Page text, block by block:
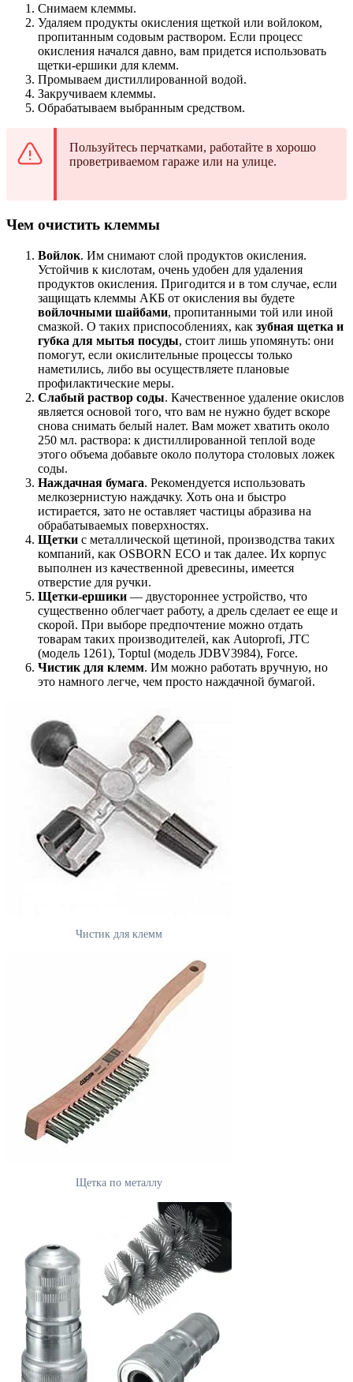
Снимаем клеммы.
Удаляем продукты окисления щеткой или войлоком,
пропитанным содовым раствором. Если процесс
окисления начался давно, вам придется использовать
щетки-ершики для клемм.
Промываем дистиллированной водой.
Закручиваем клеммы.
Обрабатываем выбранным средством.
Пользуйтесь перчатками, работайте в хорошо
проветриваемом гараже или на улице.
Чем очистить клеммы
Войлок. Им снимают слой продуктов окисления.
Устойчив к кислотам, очень удобен для удаления
продуктов окисления. Пригодится и в том случае, если
защищать клеммы АКБ от окисления вы будете
войлочными шайбами, пропитанными той или иной
смазкой. О таких приспособлениях, как зубная щетка и
губка для мытья посуды, стоит лишь упомянуть: они
помогут, если окислительные процессы только
наметились, либо вы осуществляете плановые
профилактические меры.
Слабый раствор соды. Качественное удаление окислов
является основой того, что вам не нужно будет вскоре
снова снимать белый налет. Вам может хватить около
250 мл. раствора: к дистиллированной теплой воде
этого объема добавьте около полутора столовых ложек
соды.
Наждачная бумага. Рекомендуется использовать
мелкозернистую наждачку. Хоть она и быстро
истирается, зато не оставляет частицы абразива на
обрабатываемых поверхностях.
Щетки с металлической щетиной, производства таких
компаний, как OSBORN ECO и так далее. Их корпус
выполнен из качественной древесины, имеется
отверстие для ручки.
Щетки-ершики — двустороннее устройство, что
существенно облегчает работу, а дрель сделает ее еще и
скорой. При выборе предпочтение можно отдать
товарам таких производителей, как Autoprofi, JTC
(модель 1261), Toptul (модель JDBV3984), Force.
Чистик для клемм. Им можно работать вручную, но
это намного легче, чем просто наждачной бумагой.
Чистик для клемм
Щетка по металлу